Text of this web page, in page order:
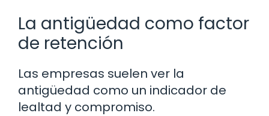
La antigüedad como factor
de retención
Las empresas suelen ver la
antigüedad como un indicador de
lealtad y compromiso.